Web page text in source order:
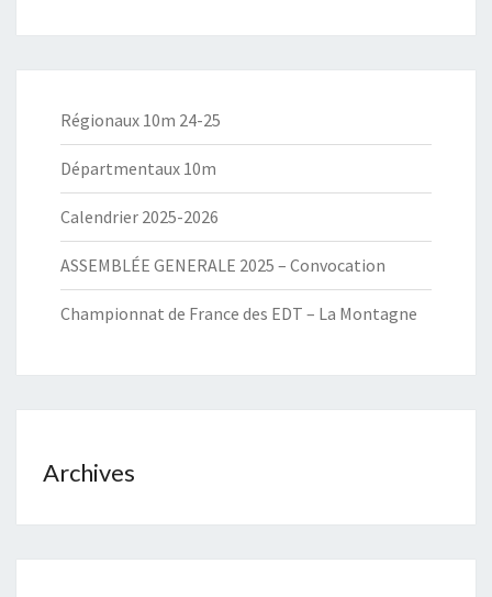
Régionaux 10m 24-25
Départmentaux 10m
Calendrier 2025-2026
ASSEMBLÉE GENERALE 2025 – Convocation
Championnat de France des EDT – La Montagne
Archives